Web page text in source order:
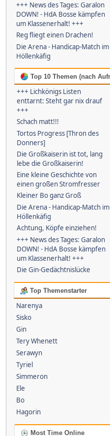
+++ News des Tages: Garalon
DOWN! - HdA Bosse kämpfen
um Klassenerhalt! +++
Reg fliegt einen Drachen!
Die Arena - Handicap-Match im
Höllenkäfig
Top 10 Themen (nach
+++ Lichkönigs Listen
enttarnt: Steht gar nix drauf
+++
Schach matt!!!
Tortos Progress [Thron des
Donners]
Die Großkaiserin ist tot, lang
lebe die Großkaiserin!
Eine kleine Geschichte von
einen großen Stromfresser
Kleiner Bo ganz Groß
Die Arena - Handicap-Match im
Höllenkäfig
Achtung, Köpfe einziehen!
+++ News des Tages: Garalon
DOWN! - HdA Bosse kämpfen
um Klassenerhalt! +++
Die Gin-Gedächtnislücke
Top Themenstarter
Narenya
Sisko
Gin
Tery Whenett
Serawyn
Tyriel
Simmeron
Ele
Bo
Hagorin
Most Time Online